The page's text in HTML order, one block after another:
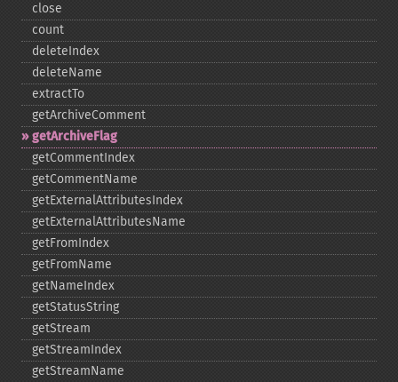
close
count
deleteIndex
deleteName
extractTo
getArchiveComment
getArchiveFlag
getCommentIndex
getCommentName
getExternalAttributesIndex
getExternalAttributesName
getFromIndex
getFromName
getNameIndex
getStatusString
getStream
getStreamIndex
getStreamName